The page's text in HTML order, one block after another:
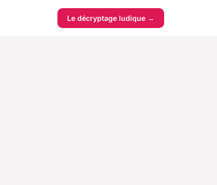
Le décryptage ludique →